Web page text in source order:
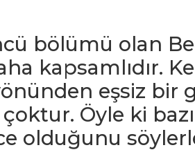
bölümü olan
kapsamlıdır.
eşsiz bir
Öyle ki
olduğunu